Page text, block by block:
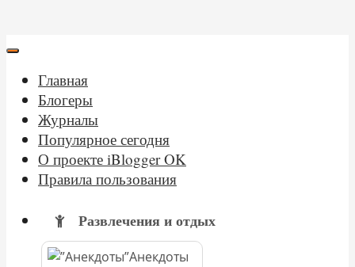
Главная
Блогеры
Журналы
Популярное сегодня
О проекте iBlogger OK
Правила пользования
Развлечения и отдых
Анекдоты